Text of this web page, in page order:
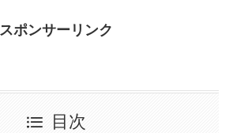
スポンサーリンク
目次